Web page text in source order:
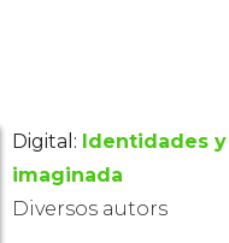
Digital: Identidades
imaginada
Diversos autors